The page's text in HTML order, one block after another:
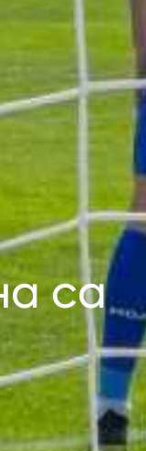
са